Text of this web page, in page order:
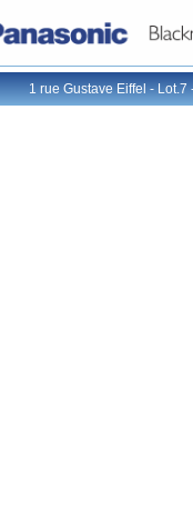
1 rue Gustave Eiffel -